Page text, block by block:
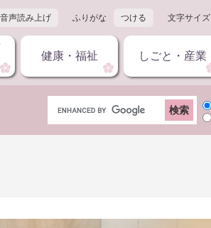
音声読み上げ ふりがな つける 文字サイズ
健康・福祉 しごと・産業
G
o